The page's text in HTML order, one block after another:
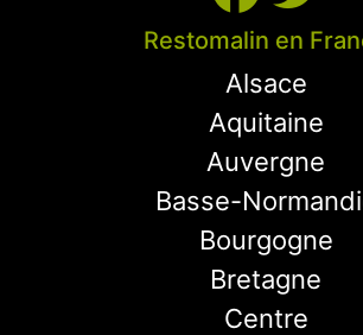
Restomalin en
Alsace
Aquitaine
Auvergne
Basse-
Bourgogne
Bretagne
Centre